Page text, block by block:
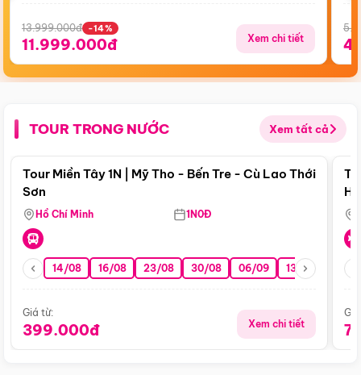
13.999.000đ -14%
11.999.000đ Xem chi tiết
TOUR TRONG NƯỚC Xem tất cả
Điểm nổi bật
Tour Miền Tây 1N | Mỹ Tho - Bến Tre - Cù Lao Thới
Sơn
Hồ Chí Minh 1N0Đ
14/08 16/08 23/08 30/08 06/09 13/09 20/09
Giá từ:
399.000đ Xem chi tiết